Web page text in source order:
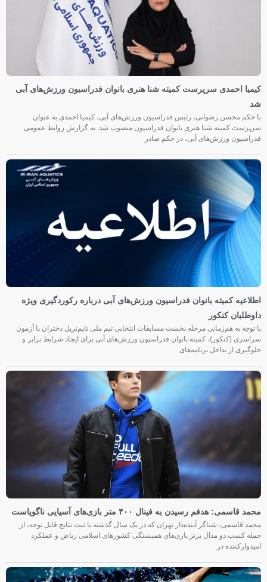
کیمیا احمدی سرپرست کمیته شنا هنری بانوان فدراسیون ورزش‌های آبی
شد
با حکم محسن رضوانی، رئیس فدراسیون ورزش‌های آبی، کیمیا احمدی به عنوان
سرپرست کمیته شنا هنری بانوان فدراسیون منصوب شد. به گزارش روابط عمومی
فدراسیون ورزش‌های آبی، در حکم صادر
اطلاعیه کمیته بانوان فدراسیون ورزش‌های آبی درباره رکوردگیری ویژه
داوطلبان کنکور
با توجه به هم‌زمانی مرحله نخست مسابقات انتخابی تیم ملی تایم‌تریل دختران با آزمون
سراسری (کنکور)، کمیته بانوان فدراسیون ورزش‌های آبی برای ایجاد شرایط برابر و
جلوگیری از تداخل برنامه‌های
محمد قاسمی: هدفم رسیدن به فینال ۴۰۰ متر بازی‌های آسیایی ناگویاست
محمد قاسمی، شناگر آینده‌دار تهران که در یک سال گذشته با ثبت نتایج قابل توجه، از
جمله کسب دو مدال برنز بازی‌های همبستگی کشورهای اسلامی ریاض و عملکرد
امیدوارکننده در